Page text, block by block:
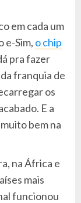
em cada um
e-Sim, o chip
pra fazer
franquia de
os
E a
bem na
na África e
mais
funcionou